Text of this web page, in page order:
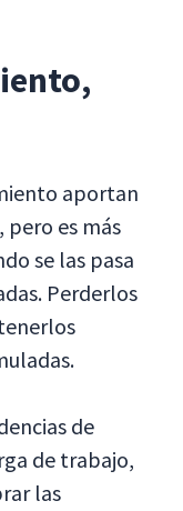
aportan
es más
se las pasa
Perderlos
de
de trabajo,
las